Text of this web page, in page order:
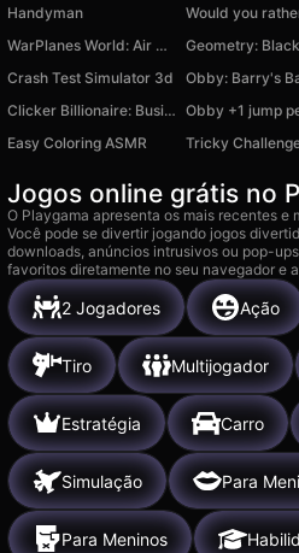
Handyman
WarPlanes World: Air Battles
Geometry:
Crash Test Simulator 3d
Clicker Billionaire: Business Tycoon Obby +1 jump
Easy Coloring ASMR
Jogos online grátis no
O Playgama apresenta os mais recentes e
Você pode se divertir jogando jogos
downloads, anúncios intrusivos ou pop-
favoritos diretamente no seu navegador e
2 Jogadores Ação
Tiro Multijogador
Estratégia Carro
Simulação Para
Para Meninos